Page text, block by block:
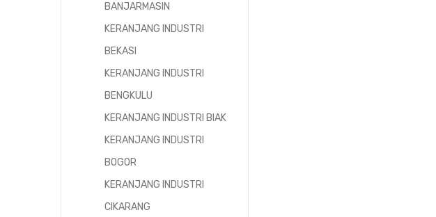
BANJARMASIN
KERANJANG INDUSTRI
BEKASI
KERANJANG INDUSTRI
BENGKULU
KERANJANG INDUSTRI BIAK
KERANJANG INDUSTRI
BOGOR
KERANJANG INDUSTRI
CIKARANG